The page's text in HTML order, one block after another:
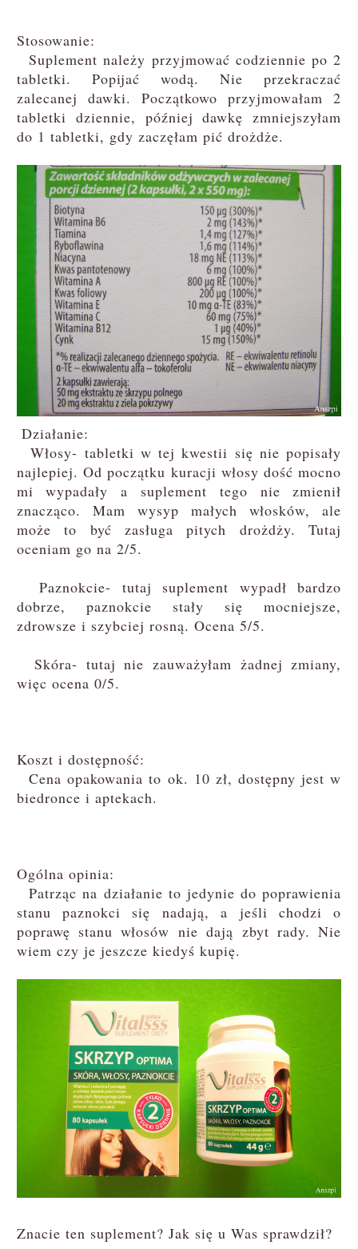
Stosowanie:
Suplement należy przyjmować codziennie po 2
tabletki. Popijać wodą. Nie przekraczać
zalecanej dawki. Początkowo przyjmowałam 2
tabletki dziennie, później dawkę zmniejszyłam
do 1 tabletki, gdy zaczęłam pić drożdże.
Działanie:
Włosy- tabletki w tej kwestii się nie popisały
najlepiej. Od początku kuracji włosy dość mocno
mi wypadały a suplement tego nie zmienił
znacząco. Mam wysyp małych włosków, ale
może to być zasługa pitych drożdży. Tutaj
oceniam go na 2/5.
Paznokcie- tutaj suplement wypadł bardzo
dobrze, paznokcie stały się mocniejsze,
zdrowsze i szybciej rosną. Ocena 5/5.
Skóra- tutaj nie zauważyłam żadnej zmiany,
więc ocena 0/5.
Koszt i dostępność:
Cena opakowania to ok. 10 zł, dostępny jest w
biedronce i aptekach.
Ogólna opinia:
Patrząc na działanie to jedynie do poprawienia
stanu paznokci się nadają, a jeśli chodzi o
poprawę stanu włosów nie dają zbyt rady. Nie
wiem czy je jeszcze kiedyś kupię.
Znacie ten suplement? Jak się u Was sprawdził?